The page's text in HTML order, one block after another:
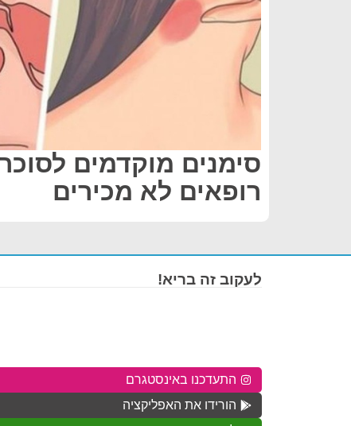
סימנים מוקדמים
רופאים לא מכירים
לעקוב זה בריא!
התעדכנו באינסטגרם
הורידו את האפליקציה